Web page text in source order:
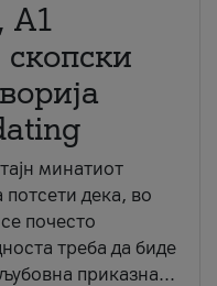
A1
минатиот
дека, во
почесто
треба да биде
приказна...